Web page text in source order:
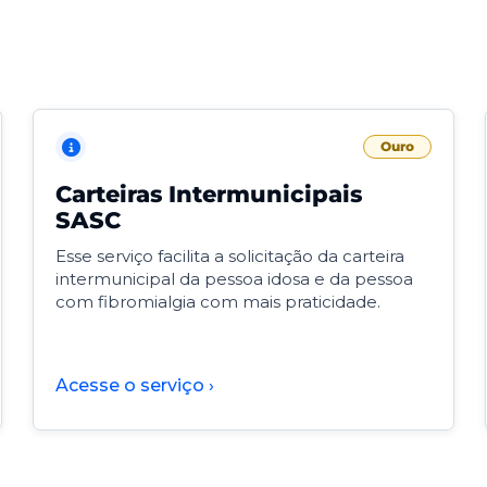
Ouro
Carteiras Intermunicipais
SASC
Esse serviço facilita a solicitação da carteira
intermunicipal da pessoa idosa e da pessoa
com fibromialgia com mais praticidade.
Acesse o serviço ›